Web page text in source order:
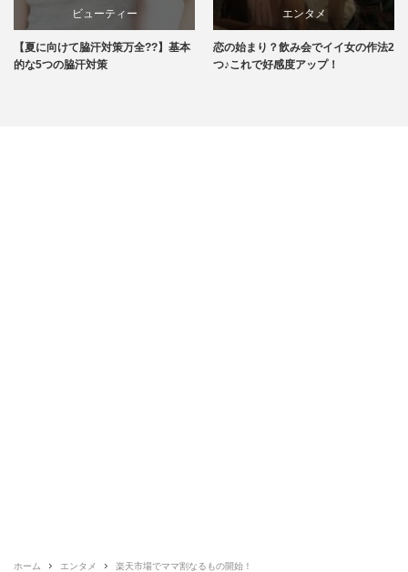
ビューティー
【夏に向けて脇汗対策万全??】基本
的な5つの脇汗対策
エンタメ
恋の始まり？飲み会でイイ女の作法2
つ♪これで好感度アップ！
ホーム エンタメ 楽天市場でママ割なるもの開始！